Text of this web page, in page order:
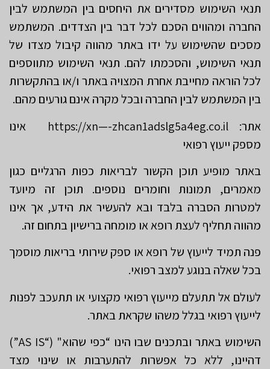
תנאי השימוש מסדירים את היחסים בין המשתמש לבין
החברה ומהווים הסכם לכל דבר בין הצדדים. המשתמש
מסכים שהשימוש על ידו באתר מהווה קיבול מצדו של
תנאי השימוש, והסכמתו להם. תנאי השימוש מתווספים
לכל הוראה מחייבת אחרת המצויה באתר ו/או בהתקשרות
בין המשתמש לבין החברה ובכל מקרה אינם גורעים מהם.
אתר: https://xn—-zhcan1adslg5a4eg.co.il אינו
מספק ייעוץ רפואי
באתר מופיע תוכן הקשור לבריאות כפות הרגליים כגון
מאמרים, תמונות וחומרים נוספים. תוכן זה מיועד
למטרות הסברה בלבד ובא להעשיר את הידע, אך אינו
מהווה תחליף לעצת רופא או מומחה ברישיון בתחום זה.
פנה תמיד לייעוץ של רופא או ספק שירותי בריאות מוסמך
בכל שאלה בנוגע למצב רפואי.
לעולם אל תתעלם מייעוץ רפואי מקצועי או תתעכב לפנות
לייעוץ רפואי בגלל משהו שקראת באתר.
השימוש באתר ובתכנים שבו הינו “כפי שהוא" (“AS IS”)
דהיינו, ללא כל אפשרות להתערבות או שינוי מצד